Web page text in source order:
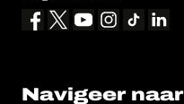
Navigeer naar